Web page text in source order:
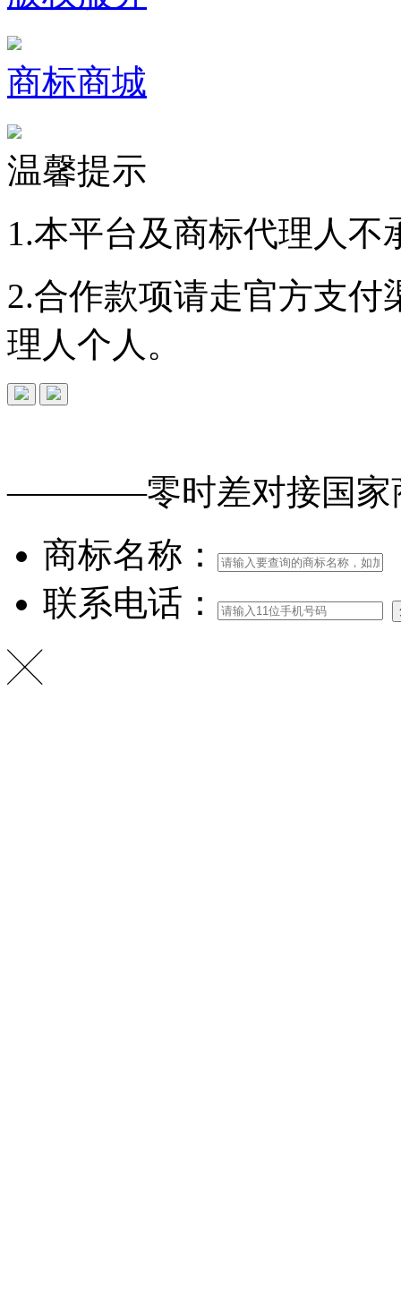
商标商城
温馨提示
1.本平台及商标代理人不
2.合作款项请走官方支
理人个人。
————零时差对接国
商标名称：
联系电话：
╳